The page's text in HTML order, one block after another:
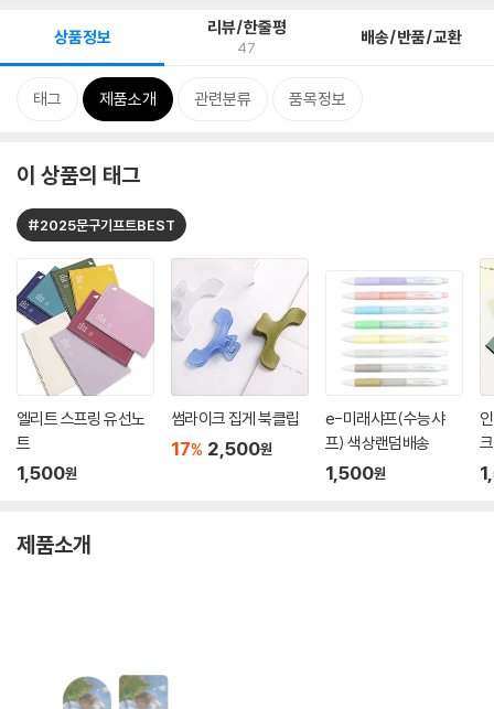
상품정보 리뷰/한줄평
47 배송/반품/교환
태그 제품소개 관련분류 품목정보
이 상품의 태그
#2025문구기프트BEST
엘리트 스프링 유선노
트
1,500원
썸라이크 집게 북클립
17% 2,500원
e-미래샤프(수능샤
프) 색상랜덤배송
1,500원
크
제품소개